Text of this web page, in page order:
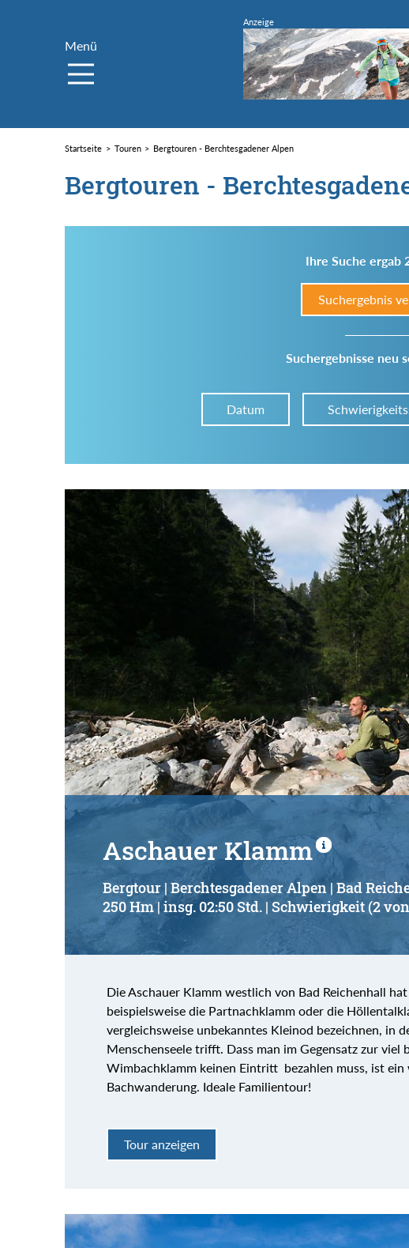
Menü
Startseite Touren Bergtouren - Berchtesgadener Alpen
Bergtouren -
Ihre Suche ergab
Suchergebnis
Suchergebnisse neu
Datum
Im Tourenarchiv suchen
Land:
Gebirge:
Suchbegriff:
Aschauer Klamm
Bergtour | Berchtesgadener Alpen | Bad
250 Hm | insg. 02:50 Std. | Schwierigkeit (2
Die Aschauer Klamm westlich von Bad Reichenhall
beispielsweise die Partnachklamm oder die
vergleichsweise unbekanntes Kleinod bezeichnen, in
Menschenseele trifft. Dass man im Gegensatz zur
Wimbachklamm keinen Eintritt bezahlen muss, ist
Bachwanderung. Ideale Familientour!
Tour anzeigen